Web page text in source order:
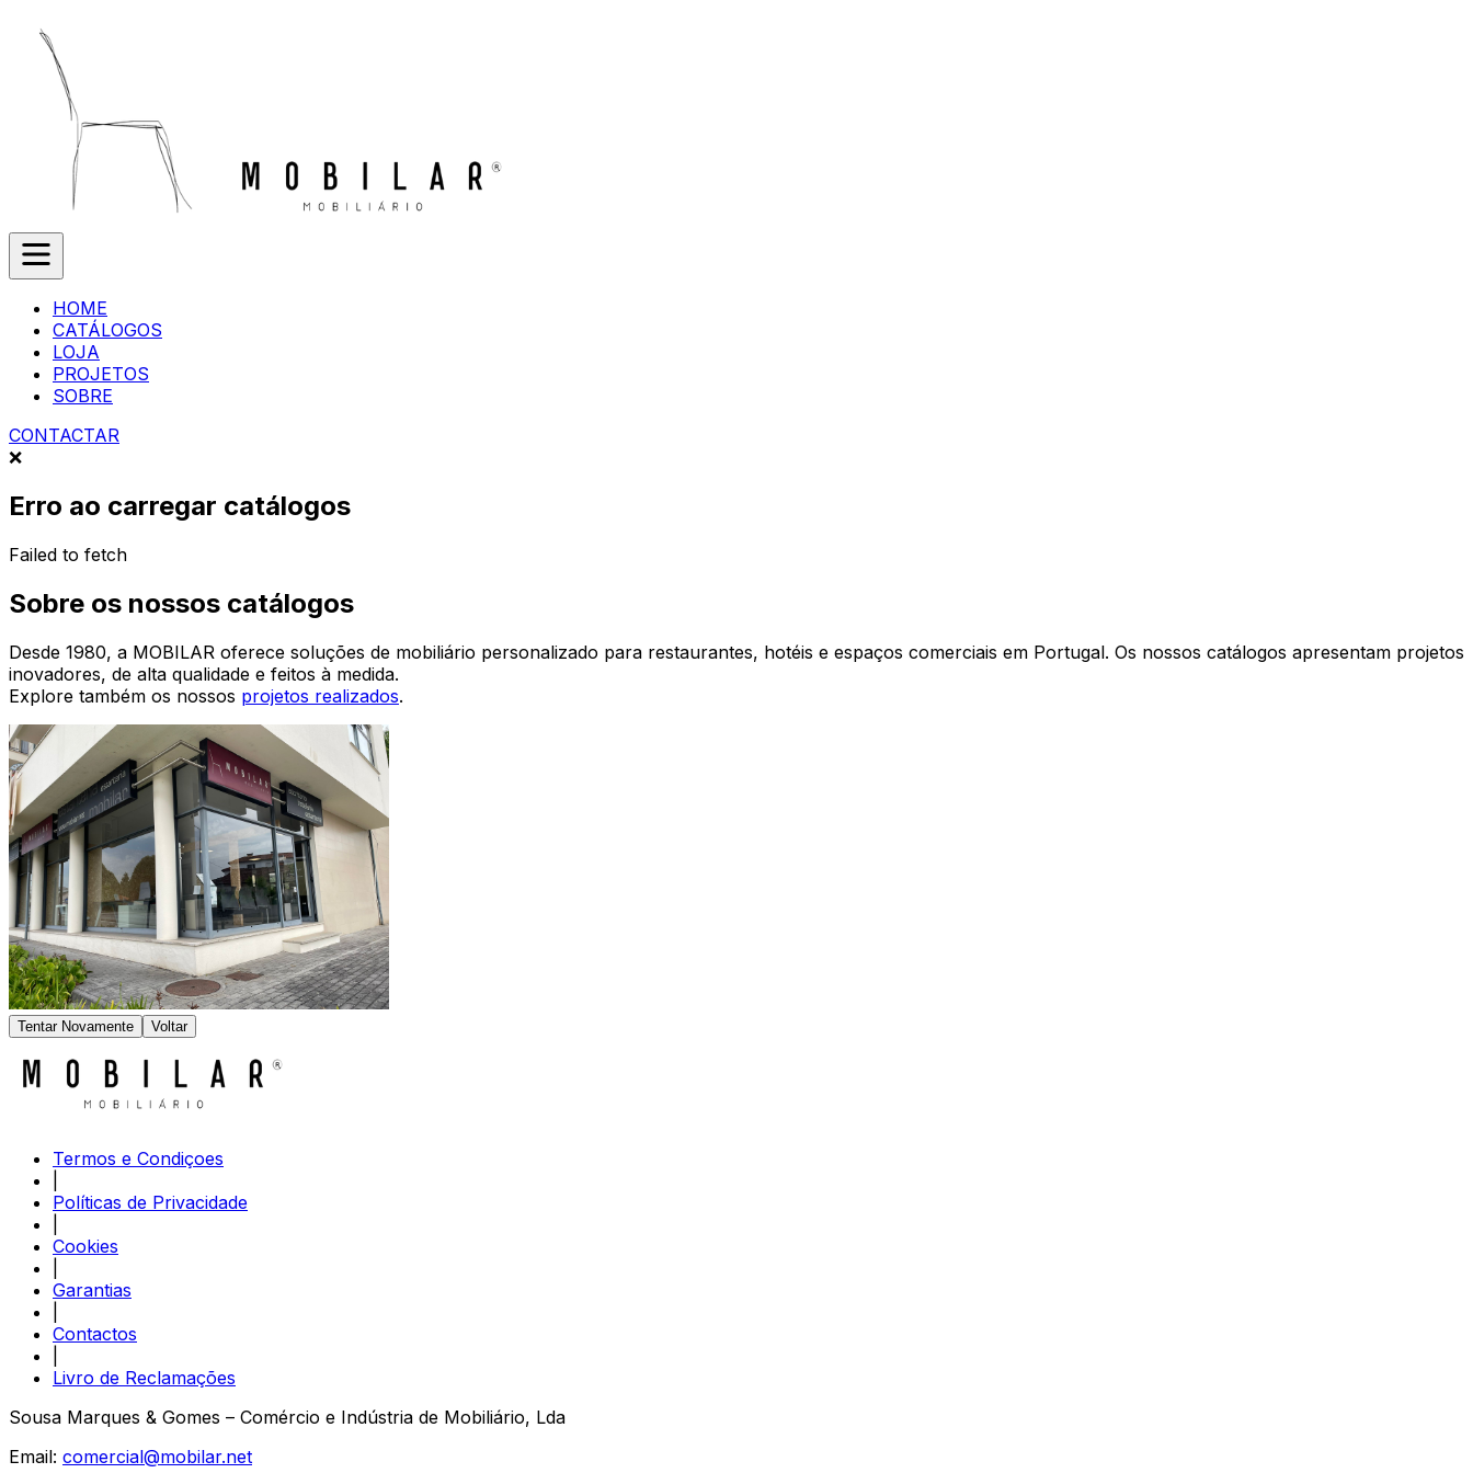
HOME
CATÁLOGOS
LOJA
PROJETOS
SOBRE
CONTACTAR
❌
Erro ao carregar catálogos
Failed to fetch
Sobre os nossos catálogos
Desde 1980, a MOBILAR oferece soluções de mobiliário personalizado para restaurantes, hotéis e espaços comerciais em Portugal. Os nossos catálogos apresentam projetos
inovadores, de alta qualidade e feitos à medida.
Explore também os nossos projetos realizados.
Tentar Novamente Voltar
Termos e Condiçoes
Políticas de Privacidade
Cookies
Garantias
Contactos
Livro de Reclamações
Sousa Marques & Gomes – Comércio e Indústria de Mobiliário, Lda
Email: comercial@mobilar.net